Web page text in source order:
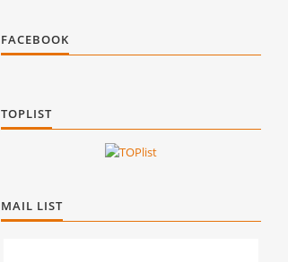
FACEBOOK
TOPLIST
MAIL LIST